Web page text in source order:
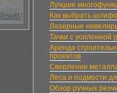
Лучшие
Как выбрать
Лазерные
Тачки с усиленной
Аренда
проектов
Сверление
Леса и подмости
Обзор ручных